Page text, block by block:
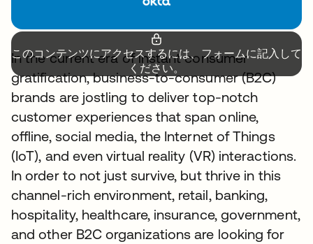
このコンテンツにアクセスするには、フォームに記入して
ください。
In the current era of instant consumer
gratification, business-to-consumer (B2C)
brands are jostling to deliver top-notch
customer experiences that span online,
offline, social media, the Internet of Things
(IoT), and even virtual reality (VR) interactions.
In order to not just survive, but thrive in this
channel-rich environment, retail, banking,
hospitality, healthcare, insurance, government,
and other B2C organizations are looking for